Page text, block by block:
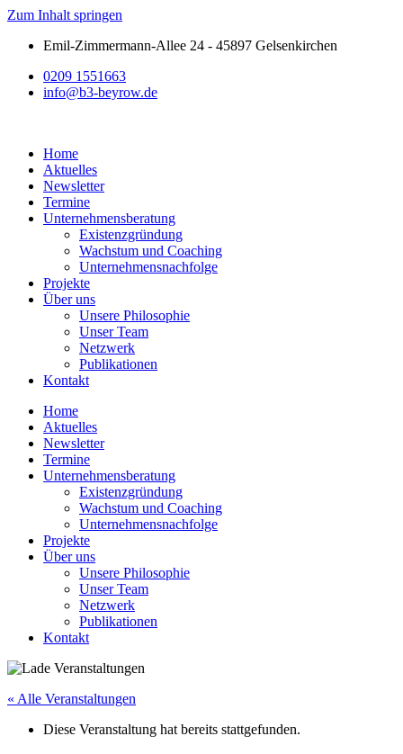
Zum Inhalt springen
Emil-Zimmermann-Allee 24 - 45897 Gelsenkirchen
0209 1551663
info@b3-beyrow.de
Home
Aktuelles
Newsletter
Termine
Unternehmensberatung
Existenzgründung
Wachstum und Coaching
Unternehmensnachfolge
Projekte
Über uns
Unsere Philosophie
Unser Team
Netzwerk
Publikationen
Kontakt
Home
Aktuelles
Newsletter
Termine
Unternehmensberatung
Existenzgründung
Wachstum und Coaching
Unternehmensnachfolge
Projekte
Über uns
Unsere Philosophie
Unser Team
Netzwerk
Publikationen
Kontakt
« Alle Veranstaltungen
Diese Veranstaltung hat bereits stattgefunden.